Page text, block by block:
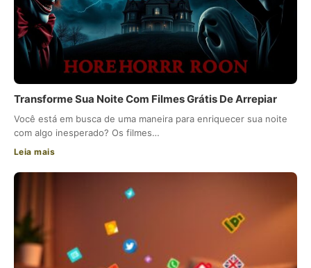
Transforme Sua Noite Com Filmes Grátis De Arrepiar
Você está em busca de uma maneira para enriquecer sua noite
com algo inesperado? Os filmes…
Leia mais